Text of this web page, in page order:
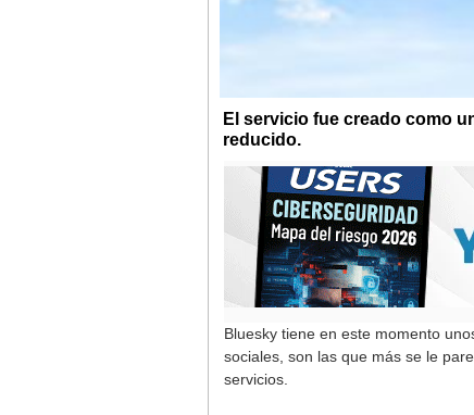
El servicio fue creado como
reducido.
Bluesky tiene en este momento
sociales, son las que más se le
servicios.